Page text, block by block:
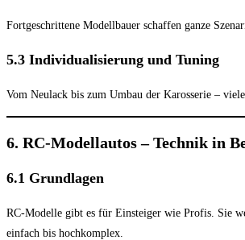
Fortgeschrittene Modellbauer schaffen ganze
5.3 Individualisierung und Tuning
Vom Neulack bis zum Umbau der Karosserie –
6. RC-Modellautos – Technik in
6.1 Grundlagen
RC-Modelle gibt es für Einsteiger wie Profis. Sie
einfach bis hochkomplex.